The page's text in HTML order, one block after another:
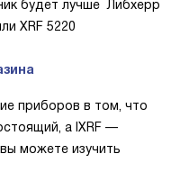
будет лучше Либхерр
XRF 5220
приборов в том, что
а IXRF —
можете изучить